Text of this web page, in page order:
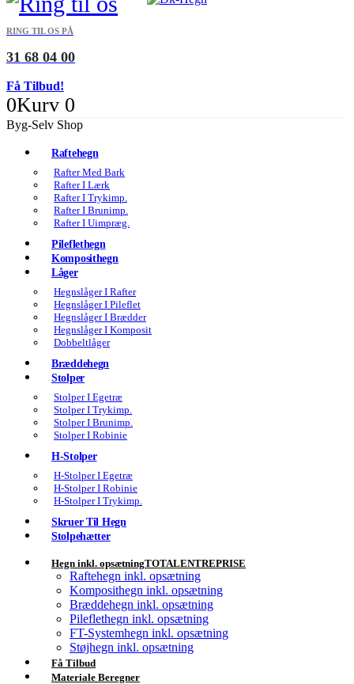
RING TIL OS PÅ
31 68 04 00
Få Tilbud!
0Kurv 0
Byg-Selv Shop
Raftehegn
Rafter Med Bark
Rafter I Lærk
Rafter I Trykimp.
Rafter I Brunimp.
Rafter I Uimpræg.
Pileflethegn
Komposithegn
Låger
Hegnslåger I Rafter
Hegnslåger I Pileflet
Hegnslåger I Brædder
Hegnslåger I Komposit
Dobbeltlåger
Bræddehegn
Stolper
Stolper I Egetræ
Stolper I Trykimp.
Stolper I Brunimp.
Stolper I Robinie
H-Stolper
H-Stolper I Egetræ
H-Stolper I Robinie
H-Stolper I Trykimp.
Skruer Til Hegn
Stolpehætter
Hegn inkl. opsætningTOTALENTREPRISE
Raftehegn inkl. opsætning
Komposithegn inkl. opsætning
Bræddehegn inkl. opsætning
Pileflethegn inkl. opsætning
FT-Systemhegn inkl. opsætning
Støjhegn inkl. opsætning
Få Tilbud
Materiale Beregner